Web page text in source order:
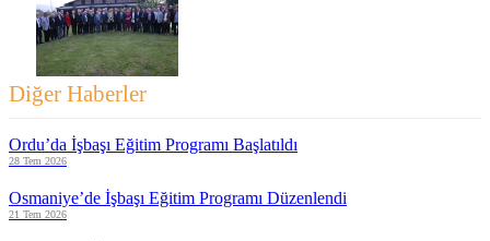
Diğer Haberler
Ordu’da İşbaşı Eğitim Programı Başlatıldı
28 Tem 2026
Osmaniye’de İşbaşı Eğitim Programı Düzenlendi
21 Tem 2026